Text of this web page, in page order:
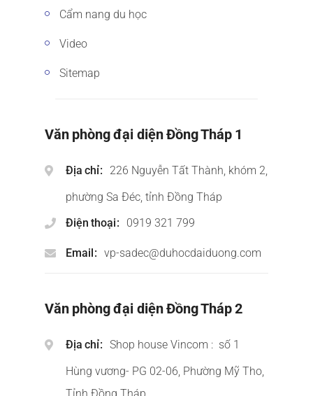
Cẩm nang du học
Video
Sitemap
Văn phòng đại diện Đồng Tháp 1
Địa chỉ
226 Nguyễn Tất Thành, khóm 2,
phường Sa Đéc, tỉnh Đồng Tháp
Điện thoại
0919 321 799
Email vp-sadec@duhocdaiduong.com
Văn phòng đại diện Đồng Tháp 2
Địa chỉ
Shop house Vincom : số 1
Hùng vương- PG 02-06, Phường Mỹ Tho,